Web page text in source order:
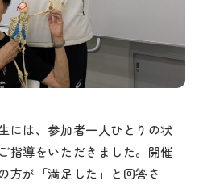
には、参加者一人ひとりの状
指導をいただきました。開催
方が「満足した」と回答さ